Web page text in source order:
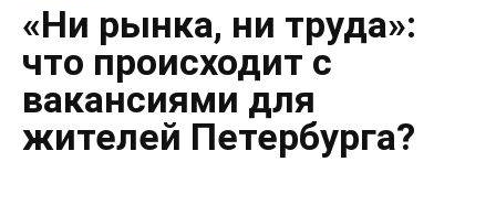
«Ни рынка, ни труда»:
что происходит с
вакансиями для
жителей Петербурга?